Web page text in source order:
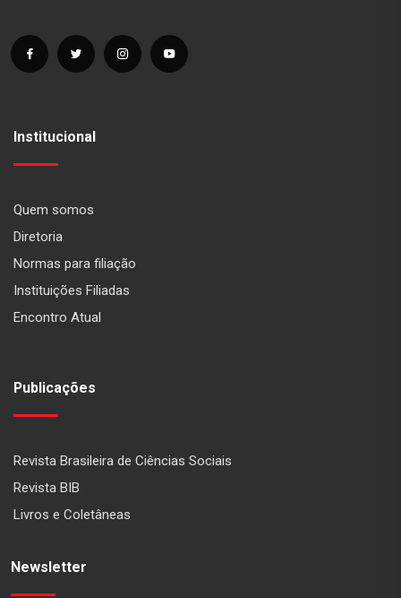
Institucional
Quem somos
Diretoria
Normas para filiação
Instituições Filiadas
Encontro Atual
Publicações
Revista Brasileira de Ciências Sociais
Revista BIB
Livros e Coletâneas
Newsletter